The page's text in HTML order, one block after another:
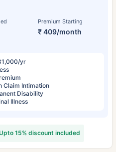
Premium Starting
₹ 409/month
yr
Claim Intimation
Disability
Illness
15% discount included